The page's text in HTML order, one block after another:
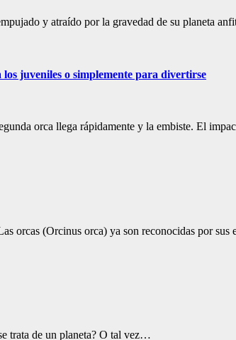
y atraído por la gravedad de su planeta
juveniles o simplemente para divertirse
orca llega rápidamente y la embiste. El
orcas (Orcinus orca) ya son reconocidas por
trata de un planeta? O tal vez…